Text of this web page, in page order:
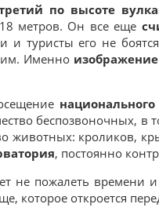
по высоте
метров. Он все еще
туристы его не
Именно
беспозвоночных, в
животных: кроликов,
, постоянно
не пожалеть времени и
которое откроется